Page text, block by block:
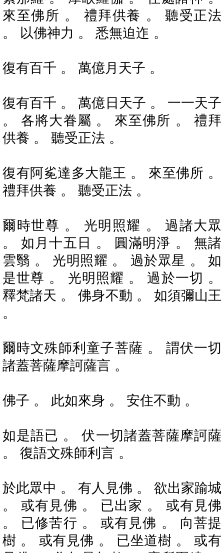
來至佛所 。 禮拜供養 。 聽受正法
。 以佛神力 。 悉無迫迮 。
復有百千 。 萬億月天子 。
復有百千 。 萬億日天子 。 一一天子
。 各將大眷屬 。 來至佛所 。 禮拜
供養 。 聽受正法 。
復有阿㝹達多大龍王 。 來至佛所 。
禮拜供養 。 聽受正法 。
爾時世尊 。 光明照耀 。 過諸大眾
。 如月十五日 。 圓滿明淨 。 無諸
雲翳 。 光明照耀 。 過於眾星 。 如
是世尊 。 光明照耀 。 過於一切 。
釋梵諸天 。 佛身不動 。 如須彌山王
。
爾時文殊師利童子菩薩 。 謂伏一切
諸蓋菩薩摩訶薩言 。
佛子 。 此如來身 。 安住不動 。
如是語已 。 伏一切諸蓋菩薩摩訶薩
。 復語文殊師利言 。
於此眾中 。 有人見佛 。 欲出家踰城
。 或有見佛 。 已出家 。 或有見佛
。 已修苦行 。 或有見佛 。 向菩提
樹 。 或有見佛 。 已坐道樹 。 或有